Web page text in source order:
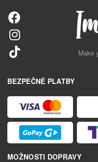
Make
BEZPEČNÉ PLATBY
MOŽNOSTI DOPRAVY